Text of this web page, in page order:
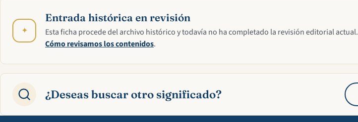
✦
Entrada histórica en revisión
Esta ficha procede del archivo histórico y todavía no ha completado la revisión editorial actual.
Cómo revisamos los contenidos.
¿Deseas buscar otro significado?